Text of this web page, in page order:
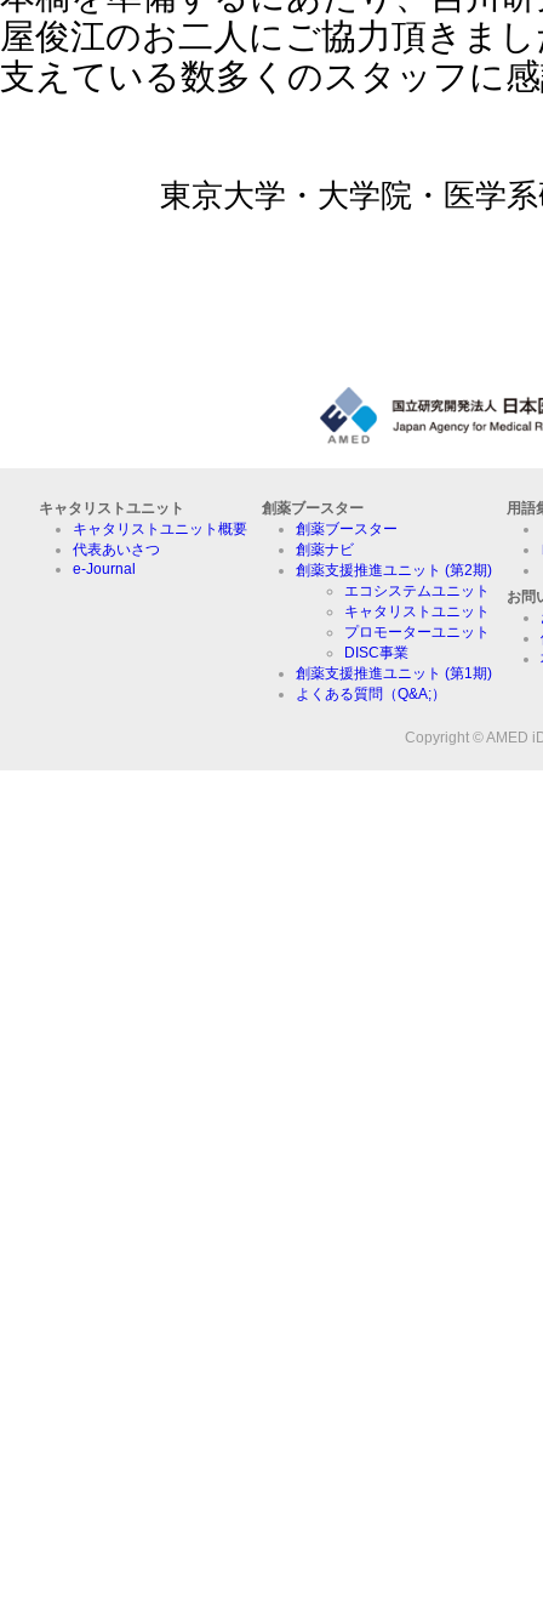
屋俊江のお二人にご協力頂きま
支えている数多くのスタッフに
東京大学・大学院・医学
キャタリストユニット
キャタリストユニット概要
代表あいさつ
e-Journal
創薬ブースター
創薬ブースター
創薬ナビ
創薬支援推進ユニット (第2期)
エコシステムユニット
キャタリストユニット
プロモーターユニット
DISC事業
創薬支援推進ユニット (第1期)
よくある質問（Q&A;）
用語
お問
Copyright © AMED